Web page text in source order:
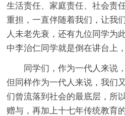
生活责任、家庭责任、社会责
重担，一直伴随着我们，让我
人未老先衰，还有九位同学为
中李治仁同学就是倒在讲台上
同学们，作为一代人来说
但同样作为一代人来说，我们
们曾流落到社会的最底层，所
赠与，再加上十七年传统教育